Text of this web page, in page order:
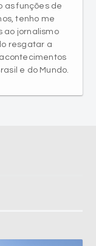
as funções de
tenho me
ao jornalismo
resgatar a
e do Mundo.